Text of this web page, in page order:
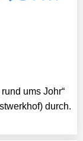
ums Johr“
durch.